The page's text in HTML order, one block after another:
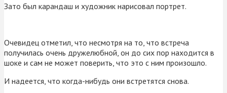
Зато был карандаш и художник нарисовал портрет.
Очевидец отметил, что несмотря на то, что встреча
получилась очень дружелюбной, он до сих пор находится в
шоке и сам не может поверить, что это с ним произошло.
И надеется, что когда-нибудь они встретятся снова.